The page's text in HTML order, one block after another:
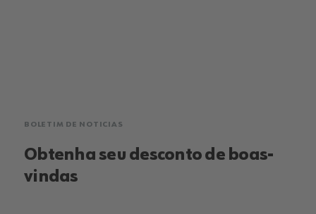
BOLETIM DE NOTICIAS
Obtenha seu desconto de boas-
vindas